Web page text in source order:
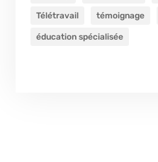
Télétravail témoignage
éducation spécialisée